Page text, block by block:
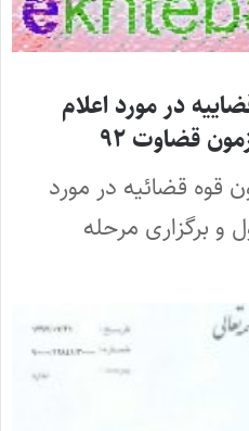
در مورد اعلام
قضاوت ۹۲
قوه قضائیه در مورد
و برگزاری مرحله